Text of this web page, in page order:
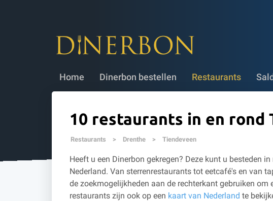
Home Dinerbon bestellen Restaurants
✔ Voor
10 restaurants in en rond
Restaurants > Drenthe > Tiendeveen
Heeft u een Dinerbon gekregen? Deze kunt u besteden
Nederland. Van sterrenrestaurants tot eetcafé's en van
de zoekmogelijkheden aan de rechterkant gebruiken om
restaurants zijn ook op een kaart van Nederland te